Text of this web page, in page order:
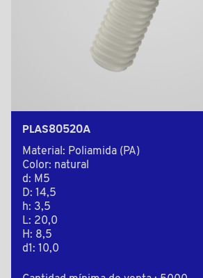
PLAS80520A
Material: Poliamida (PA)
Color: natural
d: M5
D: 14,5
h: 3,5
L: 20,0
H: 8,5
d1: 10,0